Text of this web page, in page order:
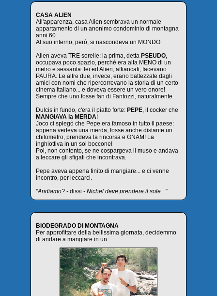
CASA ALIEN
All'apparenza, casa Alien sembrava un normale
appartamento di un anonimo condominio di montagna
anni 60.
Al suo interno, però, si nascondeva un MONDO.
Alien aveva TRE sorelle: la prima, detta PSEUDO,
occupava poco spazio, perché era alta MENO di un
metro e sessanta: lei ed Alien, affiancati, facevano
PAURA. Le altre due, invece, erano battezzate dagli
amici con nomi che ripercorrevano la storia di un certo
cinema italiano... e doveva essere un vero onore!
Sempre che uno fosse fan di Fantozzi, naturalmente.
Dulcis in fundo, c'era il piatto forte: PEPE, il cocker che
MANGIAVA la MERDA!
Joco ci spiegò che Pepe era famoso in tutto il paese:
appena vedeva una merda, fosse anche distante un
chilometro, prendeva la rincorsa e GNAM! La
inghiottiva in un sol boccone!
Poi, non contento, se ne cospargeva il muso e andava
a leccare gli sfigati che incontrava.
Pepe aveva appena finito di mangiare... e ci venne
incontro, per leccarci.
"Andiamo? - dissi - Nichel deve prendere il sole..."
BIODEGRADO DI MONTAGNA
Per approfittare della bellissima giornata, decidemmo
di andare a mangiare in un